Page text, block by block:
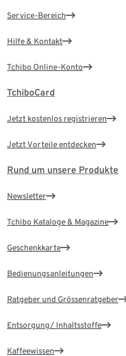
Service-Bereich
Hilfe & Kontakt
Tchibo Online-Konto
TchiboCard
Jetzt kostenlos registrieren
Jetzt Vorteile entdecken
Rund um unsere Produkte
Newsletter
Tchibo Kataloge & Magazine
Geschenkkarte
Bedienungsanleitungen
Ratgeber und Grössenratgeber
Entsorgung/ Inhaltsstoffe
Kaffeewissen